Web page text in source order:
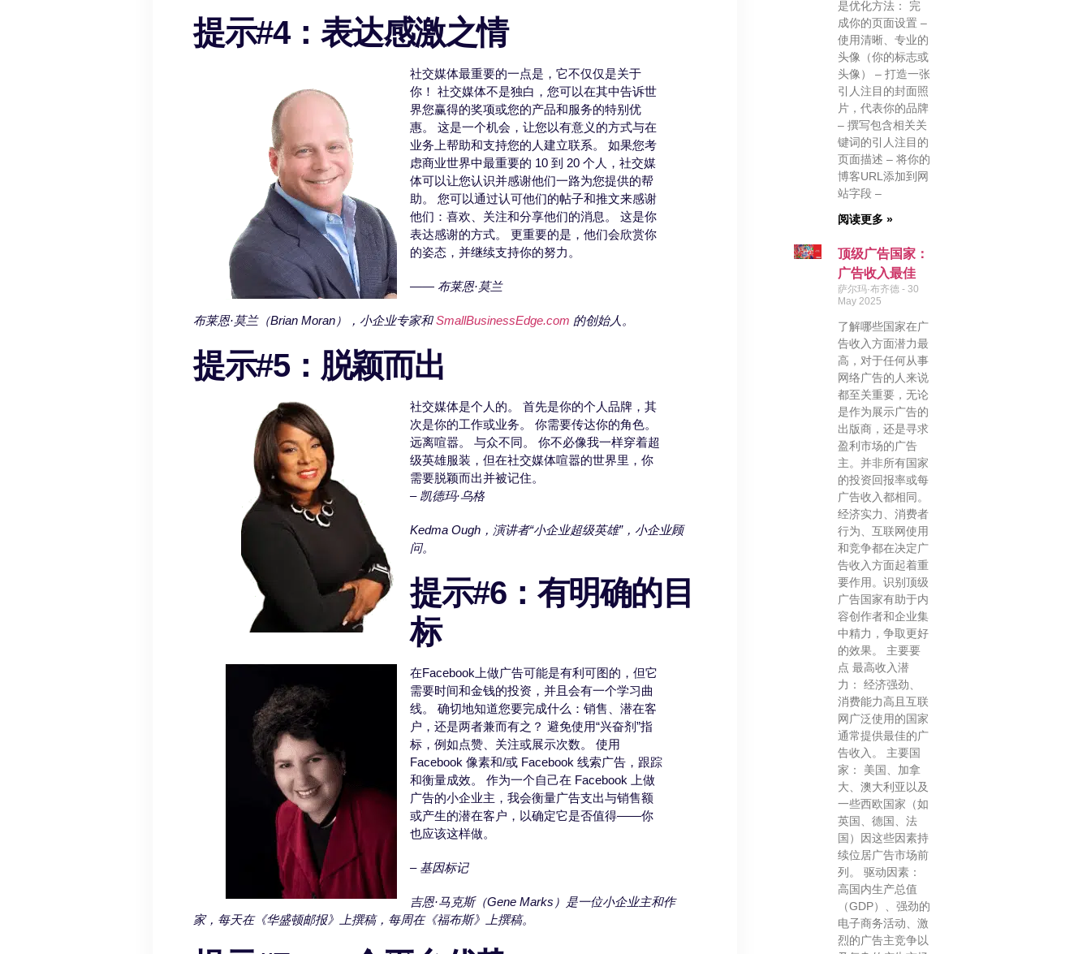
提示#4：表达感激之情
社交媒体最重要的一点是，它不仅仅是关于
你！ 社交媒体不是独白，您可以在其中告诉世
界您赢得的奖项或您的产品和服务的特别优
惠。 这是一个机会，让您以有意义的方式与在
业务上帮助和支持您的人建立联系。 如果您考
虑商业世界中最重要的 10 到 20 个人，社交媒
体可以让您认识并感谢他们一路为您提供的帮
助。 您可以通过认可他们的帖子和推文来感谢
他们：喜欢、关注和分享他们的消息。 这是你
表达感谢的方式。 更重要的是，他们会欣赏你
的姿态，并继续支持你的努力。
—— 布莱恩·莫兰
布莱恩·莫兰（Brian Moran），小企业专家和SmallBusinessEdge.com 的创始人。
提示#5：脱颖而出
社交媒体是个人的。 首先是你的个人品牌，其
次是你的工作或业务。 你需要传达你的角色。
远离喧嚣。 与众不同。 你不必像我一样穿着超
级英雄服装，但在社交媒体喧嚣的世界里，你
需要脱颖而出并被记住。
– 凯德玛·乌格
Kedma Ough，演讲者“小企业超级英雄”，小企业顾
问。
提示#6：有明确的目
标
在Facebook上做广告可能是有利可图的，但它
需要时间和金钱的投资，并且会有一个学习曲
线。 确切地知道您要完成什么：销售、潜在客
户，还是两者兼而有之？ 避免使用“兴奋剂”指
标，例如点赞、关注或展示次数。 使用
Facebook 像素和/或 Facebook 线索广告，跟踪
和衡量成效。 作为一个自己在 Facebook 上做
广告的小企业主，我会衡量广告支出与销售额
或产生的潜在客户，以确定它是否值得——你
也应该这样做。
– 基因标记
吉恩·马克斯（Gene Marks）是一位小企业主和作
家，每天在《华盛顿邮报》上撰稿，每周在《福布斯》上撰稿。
是优化方法： 完
成你的页面设置 –
使用清晰、专业的
头像（你的标志或
头像） – 打造一张
引人注目的封面照
片，代表你的品牌
– 撰写包含相关关
键词的引人注目的
页面描述 – 将你的
博客URL添加到网
站字段 –
阅读更多 »
顶级广告国家：
广告收入最佳
萨尔玛·布齐德 30
May 2025
了解哪些国家在广
告收入方面潜力最
高，对于任何从事
网络广告的人来说
都至关重要，无论
是作为展示广告的
出版商，还是寻求
盈利市场的广告
主。并非所有国家
的投资回报率或每
广告收入都相同。
经济实力、消费者
行为、互联网使用
和竞争都在决定广
告收入方面起着重
要作用。识别顶级
广告国家有助于内
容创作者和企业集
中精力，争取更好
的效果。 主要要
点 最高收入潜
力： 经济强劲、
消费能力高且互联
网广泛使用的国家
通常提供最佳的广
告收入。 主要国
家： 美国、加拿
大、澳大利亚以及
一些西欧国家（如
英国、德国、法
国）因这些因素持
续位居广告市场前
列。 驱动因素：
高国内生产总值
（GDP）、强劲的
电子商务活动、激
烈的广告主竞争以